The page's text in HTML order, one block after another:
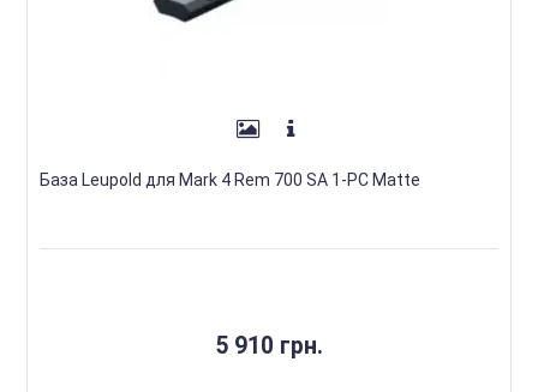
База Leupold для Mark 4 Rem 700 SA 1-PC Matte
5 910 грн.